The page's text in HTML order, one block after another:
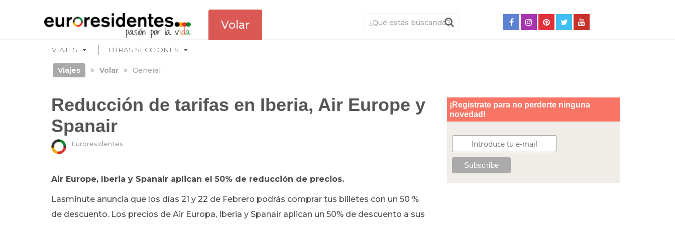
Volar
VIAJES OTRAS SECCIONES
Viajes Volar General
Reducción de tarifas en Iberia, Air Europe y
Spanair
Euroresidentes
Air Europe, Iberia y Spanair aplican el 50% de reducción de precios.
Lasminute anuncia que los días 21 y 22 de Febrero podrás comprar tus billetes con un 50 %
de descuento. Los precios de Air Europa, Iberia y Spanair aplican un 50% de descuento a sus